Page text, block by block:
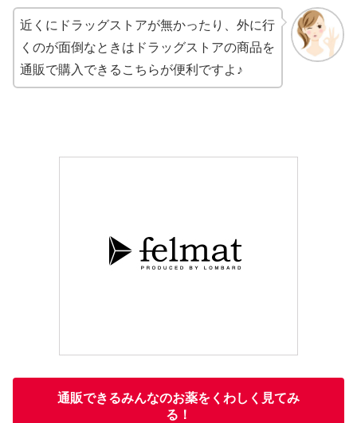
近くにドラッグストアが無かったり、外に行
くのが面倒なときはドラッグストアの商品を
通販で購入できるこちらが便利ですよ♪
通販できるみんなのお薬をくわしく見てみ
る！